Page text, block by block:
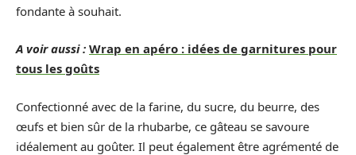
fondante à souhait.
A voir aussi : Wrap en apéro : idées de garnitures pour
tous les goûts
Confectionné avec de la farine, du sucre, du beurre, des
œufs et bien sûr de la rhubarbe, ce gâteau se savoure
idéalement au goûter. Il peut également être agrémenté de